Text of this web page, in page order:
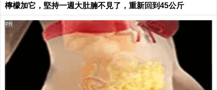
檸檬加它，堅持一週大肚腩不見了，重新回到45公斤
PR